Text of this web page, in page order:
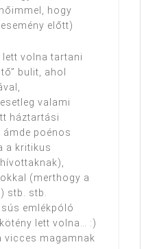
hogy
előtt)
volna tartani
bulit, ahol
valami
háztartási
poénos
a kritikus
(merthogy a
stb. stb.
emlékpóló
lett volna… :)
vicces magamnak